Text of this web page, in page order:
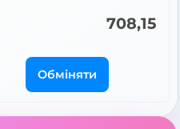
708,15
Обміняти